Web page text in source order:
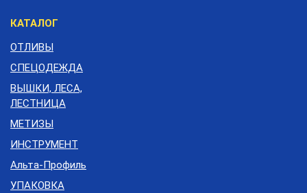
КАТАЛОГ
ОТЛИВЫ
СПЕЦОДЕЖДА
ВЫШКИ, ЛЕСА,
ЛЕСТНИЦА
МЕТИЗЫ
ИНСТРУМЕНТ
Альта-Профиль
УПАКОВКА